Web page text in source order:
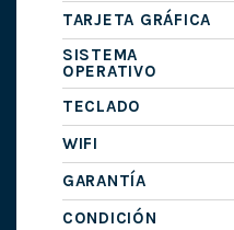
TARJETA GRÁFICA
SISTEMA
OPERATIVO
TECLADO
WIFI
GARANTÍA
CONDICIÓN